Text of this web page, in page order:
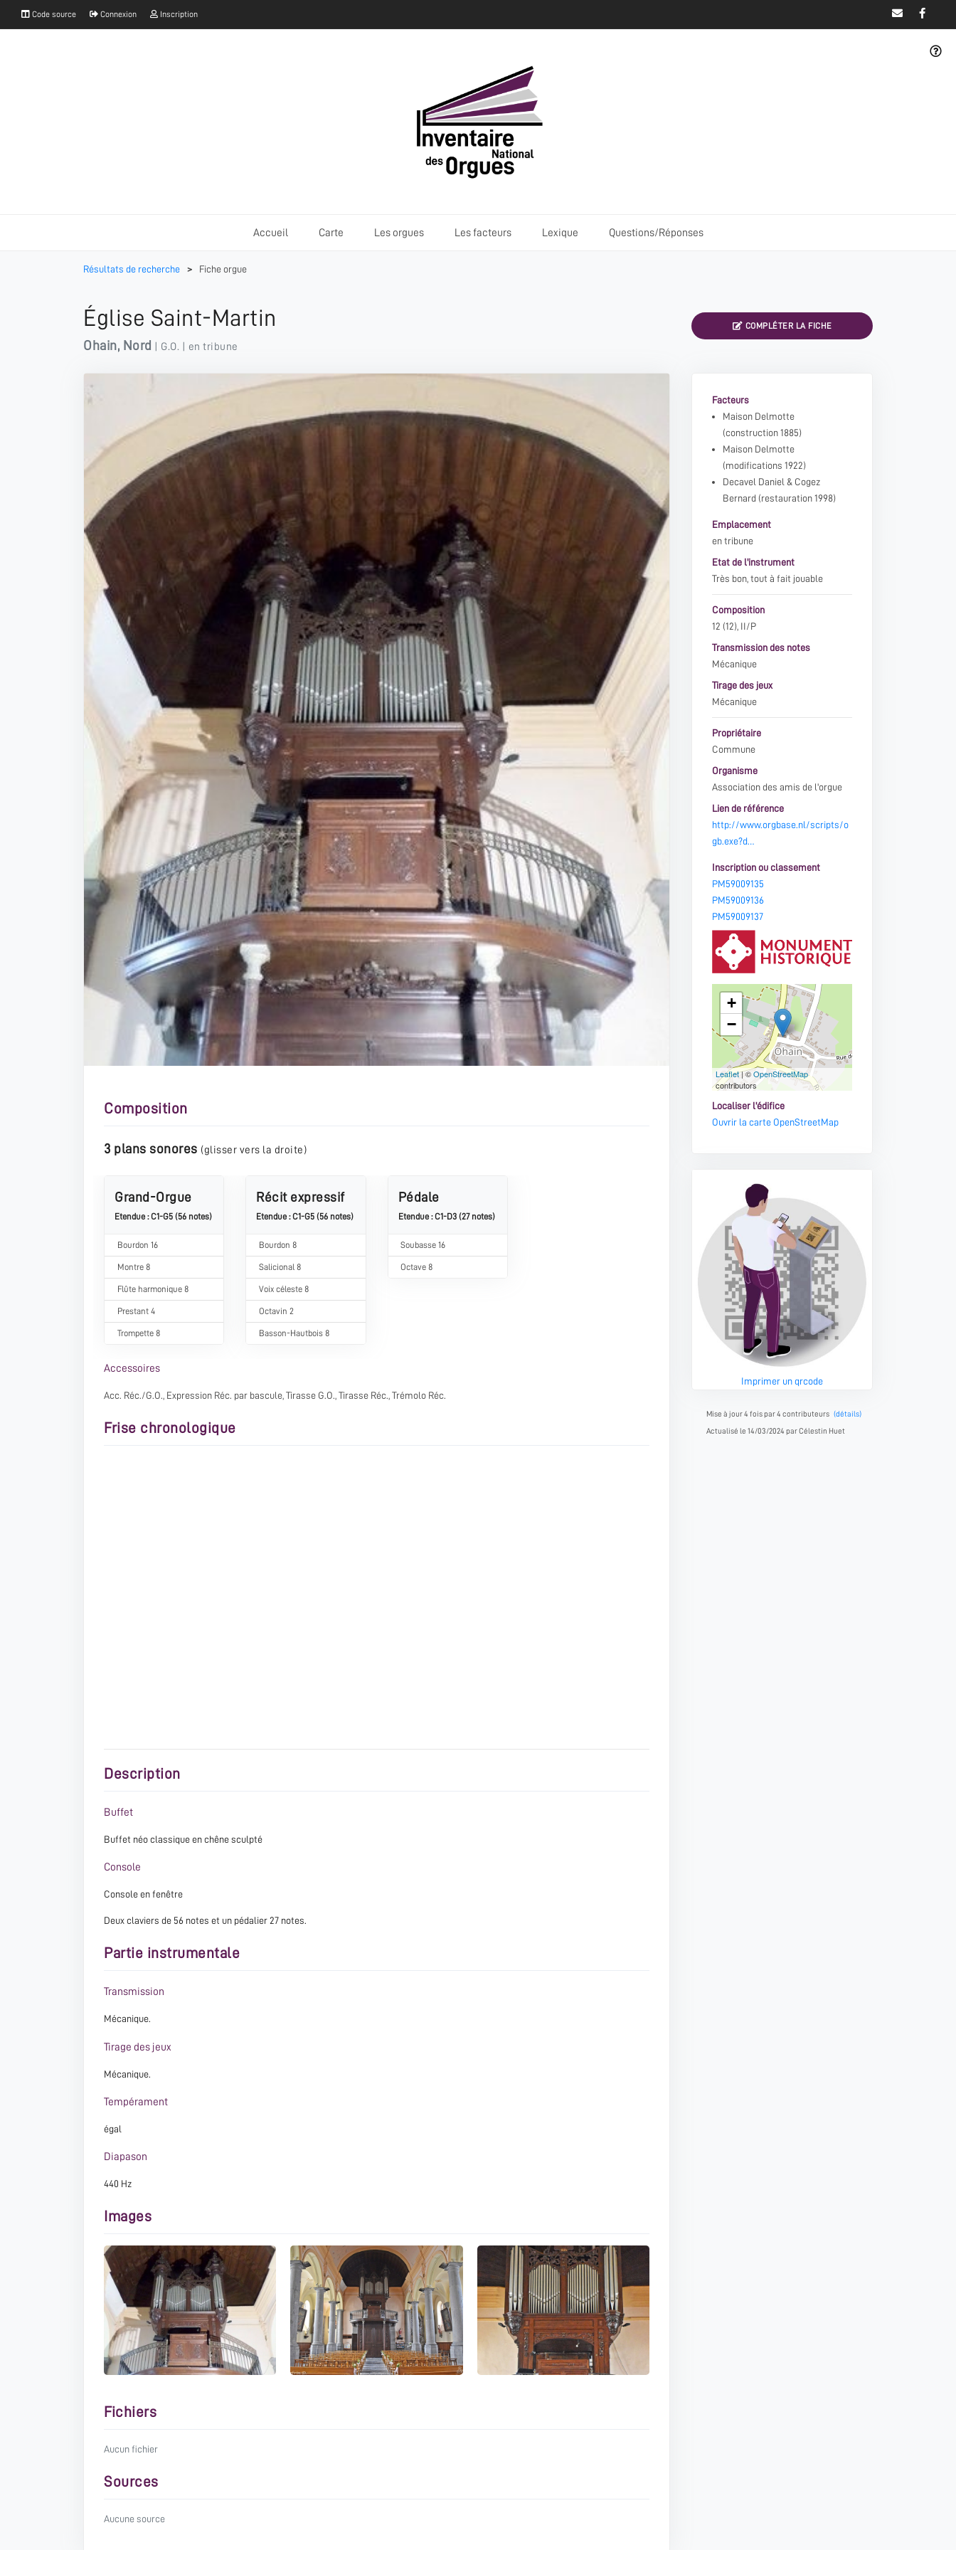
Code source Connexion Inscription
Accueil Carte Les orgues Les facteurs Lexique Questions/Réponses
Résultats de recherche > Fiche orgue
Église Saint-Martin
Ohain, Nord G.O. | en tribune
COMPLÉTER LA FICHE
Composition
3 plans sonores (glisser vers la droite)
Grand-Orgue
Etendue : C1-G5 (56 notes)
Bourdon 16
Montre 8
Flûte harmonique 8
Prestant 4
Trompette 8
Récit expressif
Etendue : C1-G5 (56 notes)
Bourdon 8
Salicional 8
Voix céleste 8
Octavin 2
Basson-Hautbois 8
Pédale
Etendue : C1-D3 (27 notes)
​Soubasse 16
Octave 8
Accessoires
Acc. Réc./G.O., Expression Réc. par bascule, Tirasse G.O., Tirasse Réc., Trémolo Réc.
Frise chronologique
Description
Buffet
Buffet néo classique en chêne sculpté
Console
Console en fenêtre
Deux claviers de 56 notes et un pédalier 27 notes.
Partie instrumentale
Transmission
Mécanique.
Tirage des jeux
Mécanique.
Tempérament
égal
Diapason
440 Hz
Images
Fichiers
Aucun fichier
Sources
Aucune source
Facteurs
Maison Delmotte
(construction 1885)
Maison Delmotte
(modifications 1922)
Decavel Daniel & Cogez
Bernard (restauration 1998)
Emplacement
en tribune
Etat de l'instrument
Très bon, tout à fait jouable
Composition
12 (12), II/P
Transmission des notes
Mécanique
Tirage des jeux
Mécanique
Propriétaire
Commune
Organisme
Association des amis de l'orgue
Lien de référence
http://www.orgbase.nl/scripts/o
gb.exe?d…
Inscription ou classement
PM59009135
PM59009136
PM59009137
+
−
Leaflet| ©OpenStreetMap
contributors
Localiser l'édifice
Ouvrir la carte OpenStreetMap
Imprimer un qrcode
Mise à jour 4 fois par 4 contributeurs (détails)
Actualisé le 14/03/2024 par Célestin Huet